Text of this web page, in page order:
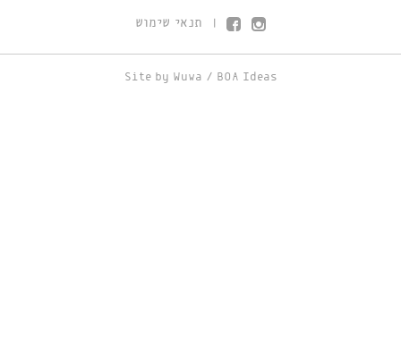
תנאי שימוש
Site by Wuwa / BOA Ideas